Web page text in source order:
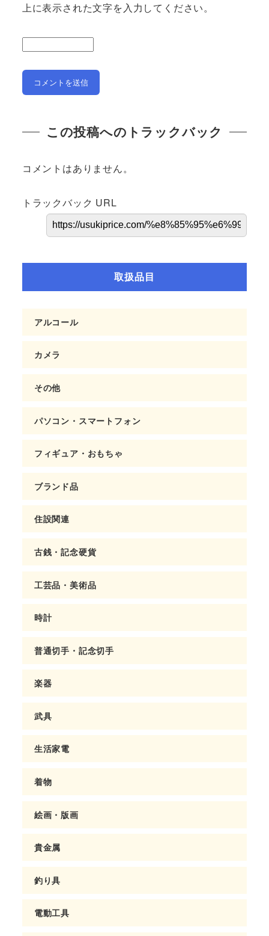
上に表示された文字を入力してください。
この投稿へのトラックバック
コメントはありません。
トラックバック URL
取扱品目
アルコール
カメラ
その他
パソコン・スマートフォン
フィギュア・おもちゃ
ブランド品
住設関連
古銭・記念硬貨
工芸品・美術品
時計
普通切手・記念切手
楽器
武具
生活家電
着物
絵画・版画
貴金属
釣り具
電動工具